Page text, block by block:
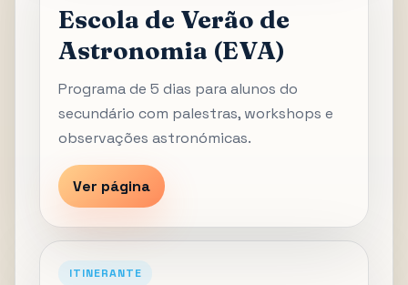
Escola de Verão de
Astronomia (EVA)
Programa de 5 dias para alunos do
secundário com palestras, workshops e
observações astronómicas.
Ver página
ITINERANTE